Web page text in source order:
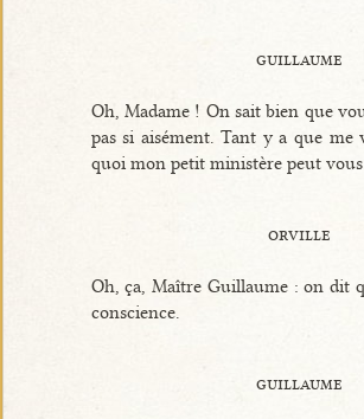
guillaume
Oh, Madame ! On sait bien que
pas si aisément. Tant y a que me
quoi mon petit ministère peut
orville
Oh, ça, Maître Guillaume : on dit
conscience.
guillaume